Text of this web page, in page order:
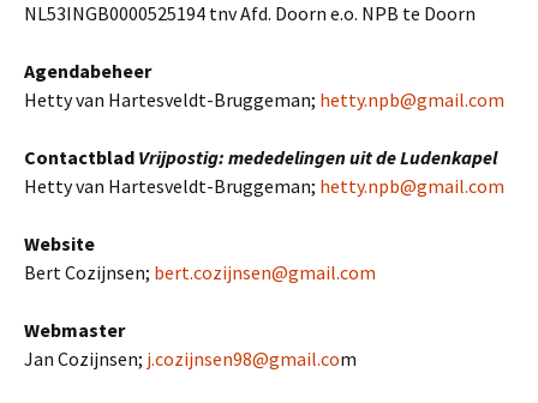
NL53INGB0000525194 tnv Afd. Doorn e.o. NPB te Doorn
Agendabeheer
Hetty van Hartesveldt-Bruggeman; hetty.npb@gmail.com
Contactblad Vrijpostig: mededelingen uit de Ludenkapel
Hetty van Hartesveldt-Bruggeman; hetty.npb@gmail.com
Website
Bert Cozijnsen; bert.cozijnsen@gmail.com
Webmaster
Jan Cozijnsen; j.cozijnsen98@gmail.com